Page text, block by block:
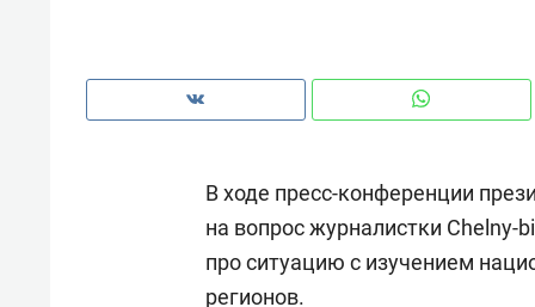
В ходе пресс-конференции
на вопрос журналистки
про ситуацию с изучением
регионов.
Рекомендуем
Опыт выживания в дикой
природе, работа
с ментальным и физическим
и